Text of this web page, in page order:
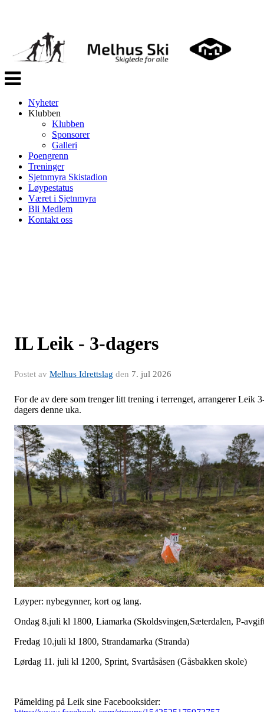
Veksle
navigasjon
Nyheter
Klubben
Klubben
Sponsorer
Galleri
Poengrenn
Treninger
Sjetnmyra Skistadion
Løypestatus
Været i Sjetnmyra
Bli Medlem
Kontakt oss
IL Leik - 3-dagers
Postet av Melhus Idrettslag den 7. jul 2026
For de av dere som trenger litt trening i terrenget, arrangerer Leik
dagers denne uka.
Løyper: nybegynner, kort og lang.
Ondag 8.juli kl 1800, Liamarka (Skoldsvingen,Sæterdalen, P-
Fredag 10.juli kl 1800, Strandamarka (Stranda)
Lørdag 11. juli kl 1200, Sprint, Svartåsåsen (Gåsbakken skole)
Påmelding på Leik sine Facebooksider: